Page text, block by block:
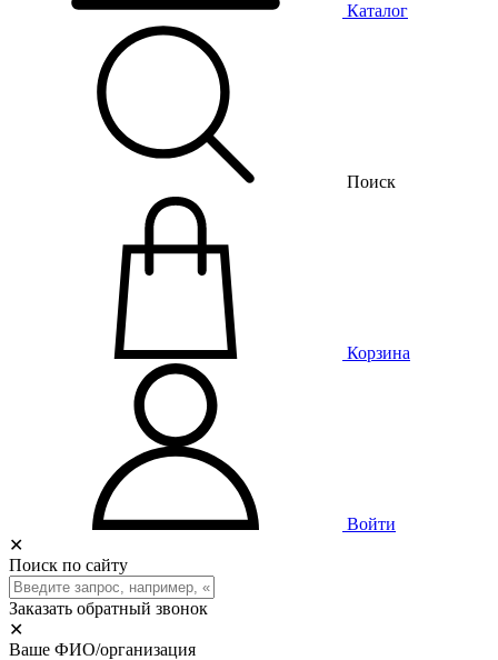
Каталог
Поиск
Корзина
Войти
✕
Поиск по сайту
Заказать обратный звонок
✕
Ваше ФИО/организация